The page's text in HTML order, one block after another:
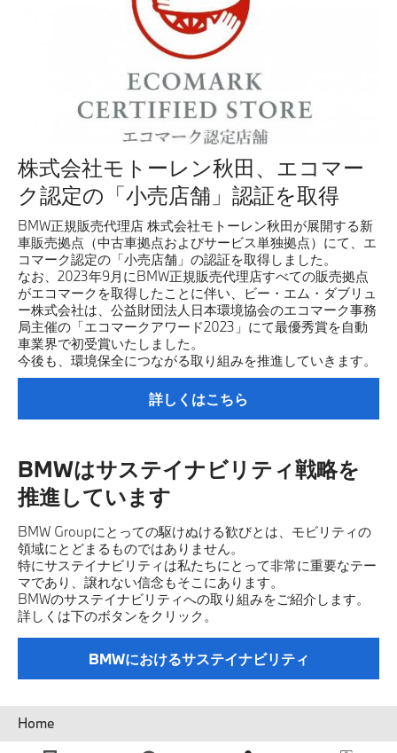
株式会社モトーレン秋田、エコマー
ク認定の「小売店舗」認証を取得
BMW正規販売代理店 株式会社モトーレン秋田が展開する新
車販売拠点（中古車拠点およびサービス単独拠点）にて、エ
コマーク認定の「小売店舗」の認証を取得しました。
なお、2023年9月にBMW正規販売代理店すべての販売拠点
がエコマークを取得したことに伴い、ビー・エム・ダブリュ
ー株式会社は、公益財団法人日本環境協会のエコマーク事務
局主催の「エコマークアワード2023」にて最優秀賞を自動
車業界で初受賞いたしました。
今後も、環境保全につながる取り組みを推進していきます。
詳しくはこちら
BMWはサステイナビリティ戦略を
推進しています
BMW Groupにとっての駆けぬける歓びとは、モビリティの
領域にとどまるものではありません。
特にサステイナビリティは私たちにとって非常に重要なテー
マであり、譲れない信念もそこにあります。
BMWのサステイナビリティへの取り組みをご紹介します。
詳しくは下のボタンをクリック。
BMWにおけるサステイナビリティ
パ
ン
Home